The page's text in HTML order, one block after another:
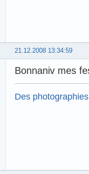
21.12.2008 13:34:59
Bonnaniv mes
Des